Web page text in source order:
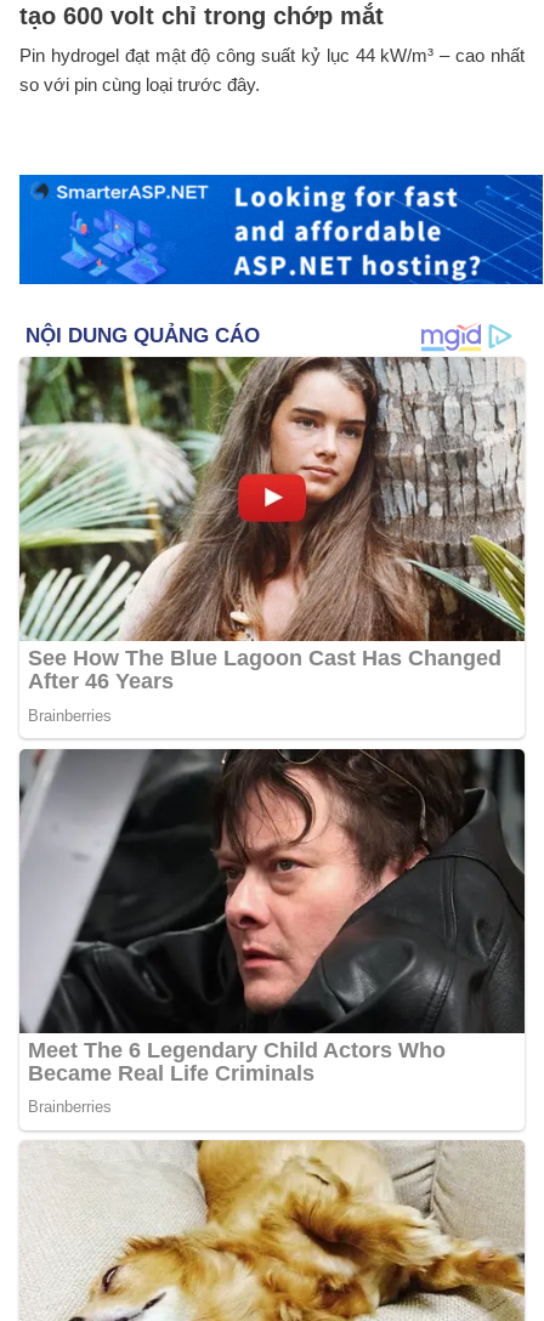
tạo 600 volt chỉ trong chớp mắt
Pin hydrogel đạt mật độ công suất kỷ lục 44 kW/m³ – cao nhất
so với pin cùng loại trước đây.